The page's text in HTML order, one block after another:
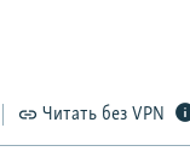
Читать без VPN